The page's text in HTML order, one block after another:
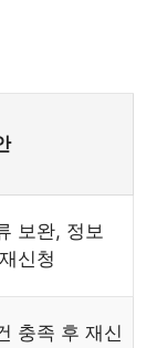
보완, 정보
신청
충족 후 재신